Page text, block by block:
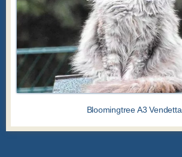
Bloomingtree A3 Vendetta